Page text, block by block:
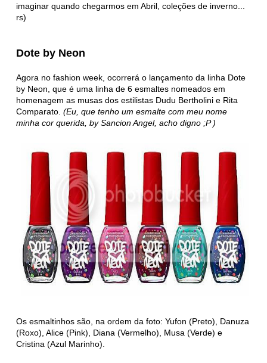
imaginar quando chegarmos em Abril, coleções de inverno...
rs)
Dote by Neon
Agora no fashion week, ocorrerá o lançamento da linha Dote
by Neon, que é uma linha de 6 esmaltes nomeados em
homenagem as musas dos estilistas Dudu Bertholini e Rita
Comparato.(Eu, que tenho um esmalte com meu nome
minha cor querida, by Sancion Angel, acho digno ;P )
Os esmaltinhos são, na ordem da foto: Yufon (Preto), Danuza
(Roxo), Alice (Pink), Diana (Vermelho), Musa (Verde) e
Cristina (Azul Marinho).